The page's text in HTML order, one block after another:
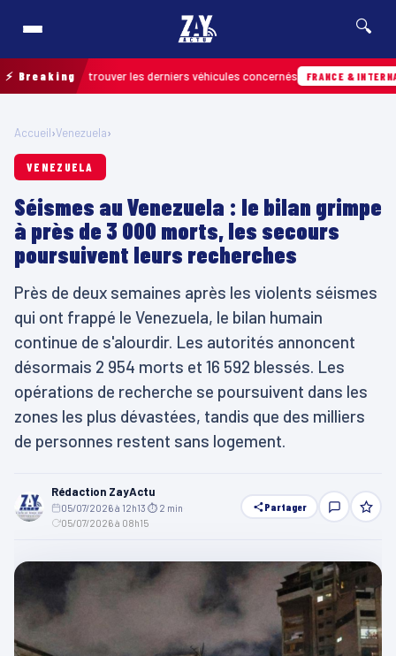
🔍
⚡ Breaking
pour retrouver les derniers véhicules concernés FRANCE &
Accueil›Venezuela›
VENEZUELA
Séismes au Venezuela : le bilan grimpe
à près de 3 000 morts, les secours
poursuivent leurs recherches
Près de deux semaines après les violents séismes
qui ont frappé le Venezuela, le bilan humain
continue de s'alourdir. Les autorités annoncent
désormais 2 954 morts et 16 592 blessés. Les
opérations de recherche se poursuivent dans les
zones les plus dévastées, tandis que des milliers
de personnes restent sans logement.
Rédaction ZayActu
05/07/2026 à 12h13 ⏱ 2 min
05/07/2026 à 08h15
Partager